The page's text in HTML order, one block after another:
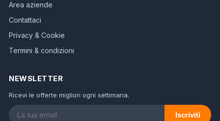
Area aziende
Contattaci
Privacy & Cookie
Termini & condizioni
NEWSLETTER
Ricevi le offerte migliori ogni settimana.
Iscriviti